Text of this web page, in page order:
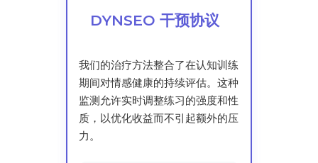
DYNSEO 干预协议
我们的治疗方法整合了在认知训练
期间对情感健康的持续评估。这种
监测允许实时调整练习的强度和性
质，以优化收益而不引起额外的压
力。